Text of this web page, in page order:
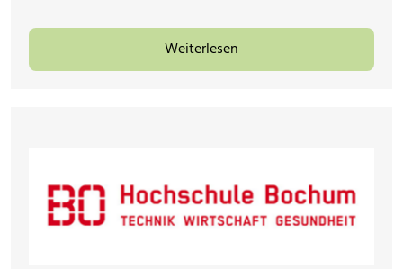
Weiterlesen